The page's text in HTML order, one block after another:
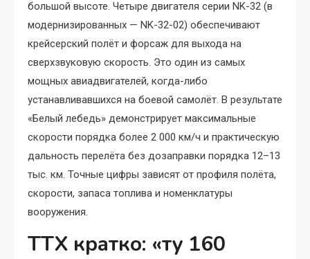
большой высоте. Четыре двигателя серии NK-32 (в
модернизированных — NK-32-02) обеспечивают
крейсерский полёт и форсаж для выхода на
сверхзвуковую скорость. Это один из самых
мощных авиадвигателей, когда-либо
устанавливавшихся на боевой самолёт. В результате
«Белый лебедь» демонстрирует максимальные
скорости порядка более 2 000 км/ч и практическую
дальность перелёта без дозаправки порядка 12–13
тыс. км. Точные цифры зависят от профиля полёта,
скорости, запаса топлива и номенклатуры
вооружения.
ТТХ кратко: «ту 160